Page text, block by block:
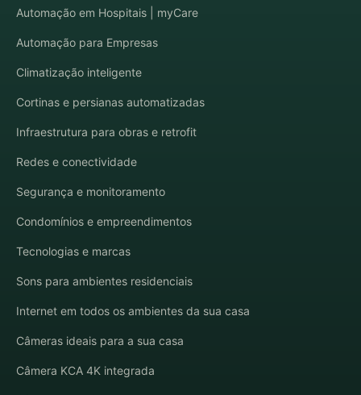
Automação em Hospitais | myCare
Automação para Empresas
Climatização inteligente
Cortinas e persianas automatizadas
Infraestrutura para obras e retrofit
Redes e conectividade
Segurança e monitoramento
Condomínios e empreendimentos
Tecnologias e marcas
Sons para ambientes residenciais
Internet em todos os ambientes da sua casa
Câmeras ideais para a sua casa
Câmera KCA 4K integrada